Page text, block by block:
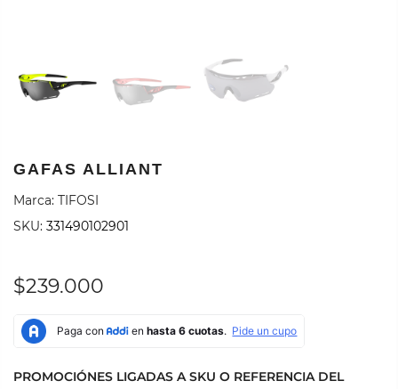
GAFAS ALLIANT
Marca: TIFOSI
SKU: 331490102901
$239.000
PROMOCIÓNES LIGADAS A SKU O REFERENCIA DEL